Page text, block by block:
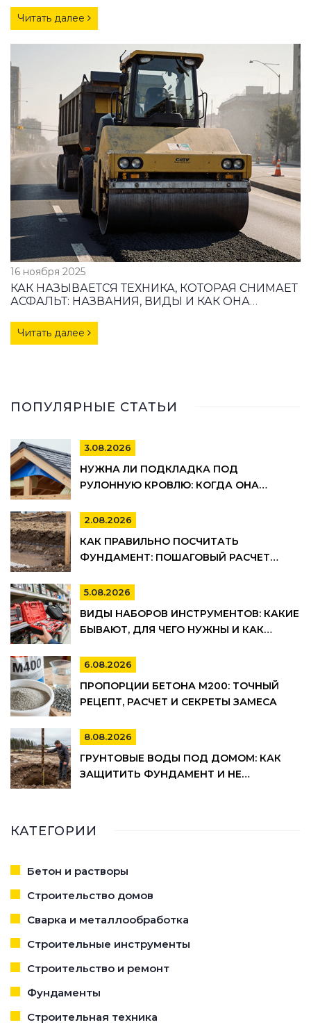
Читать далее
16 ноября 2025
КАК НАЗЫВАЕТСЯ ТЕХНИКА, КОТОРАЯ СНИМАЕТ
АСФАЛЬТ: НАЗВАНИЯ, ВИДЫ И КАК ОНА
Читать далее
ПОПУЛЯРНЫЕ СТАТЬИ
3.08.2026
НУЖНА ЛИ ПОДКЛАДКА ПОД
РУЛОННУЮ КРОВЛЮ: КОГДА ОНА
СЭКОНОМИТЬ
2.08.2026
КАК ПРАВИЛЬНО ПОСЧИТАТЬ
ФУНДАМЕНТ: ПОШАГОВЫЙ РАСЧЕТ
ОПАЛУБКИ
5.08.2026
ВИДЫ НАБОРОВ ИНСТРУМЕНТОВ: КАКИЕ
БЫВАЮТ, ДЛЯ ЧЕГО НУЖНЫ И КАК
6.08.2026
ПРОПОРЦИИ БЕТОНА М200: ТОЧНЫЙ
РЕЦЕПТ, РАСЧЕТ И СЕКРЕТЫ ЗАМЕСА
8.08.2026
ГРУНТОВЫЕ ВОДЫ ПОД ДОМОМ: КАК
ЗАЩИТИТЬ ФУНДАМЕНТ И НЕ
КАТЕГОРИИ
Бетон и растворы
Строительство домов
Сварка и металлообработка
Строительные инструменты
Строительство и ремонт
Фундаменты
Строительная техника